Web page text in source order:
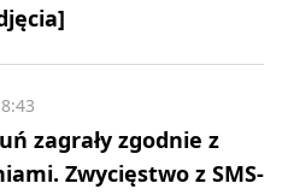
zagrały zgodnie z
Zwycięstwo z SMS-